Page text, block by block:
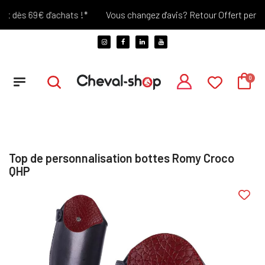
69€ d'achats !* Vous changez d'avis? Retour Offert
Top de personnalisation bottes Romy Croco
QHP